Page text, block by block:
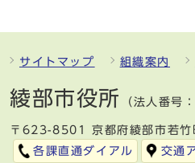
サイトマップ 組織案内
綾部市役所 （法人番
〒623-8501 京都府綾部市若竹
各課直通ダイアル
交通